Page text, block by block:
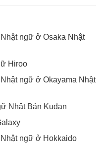
ngữ ở Osaka Nhật
Hiroo
ngữ ở Okayama Nhật
Nhật Bản Kudan
ngữ ở Hokkaido